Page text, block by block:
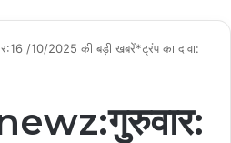
/10/2025 की बड़ी खबरें*ट्रंप का दावा: